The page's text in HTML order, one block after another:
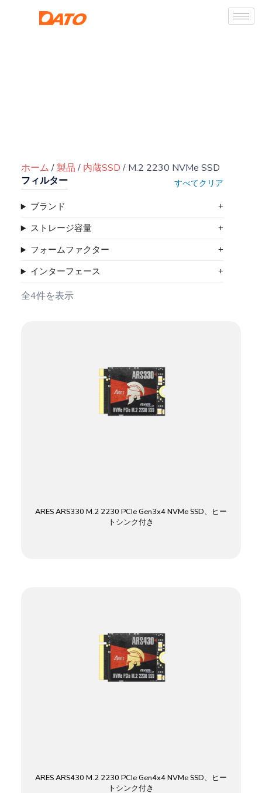
ホーム/製品/ 内蔵SSD/ M.2 2230 NVMe SSD
フィルター
すべてクリア
ブランド
ストレージ容量
フォームファクター
インターフェース
全4件を表示
ARES ARS330 M.2 2230 PCIe Gen3x4 NVMe SSD、ヒー
トシンク付き
ARES ARS430 M.2 2230 PCIe Gen4x4 NVMe SSD、ヒー
トシンク付き